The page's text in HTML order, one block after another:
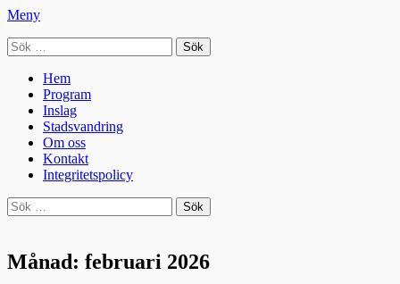
Meny
Seniorradion
Sök
efter:
Primär
meny
Hoppa
innehåll
Hem
Program
Inslag
Stadsvandring
Om oss
Kontakt
Integritetspolicy
Sök
Sök
efter:
Månad: februari 2026